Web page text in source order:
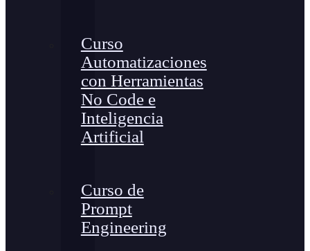
Curso
Automatizaciones
con Herramientas
No Code e
Inteligencia
Artificial
Curso de
Prompt
Engineering